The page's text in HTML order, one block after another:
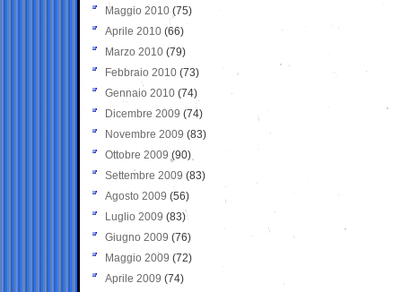
Maggio 2010 (75)
Aprile 2010 (66)
Marzo 2010 (79)
Febbraio 2010 (73)
Gennaio 2010 (74)
Dicembre 2009 (74)
Novembre 2009 (83)
Ottobre 2009 (90)
Settembre 2009 (83)
Agosto 2009 (56)
Luglio 2009 (83)
Giugno 2009 (76)
Maggio 2009 (72)
Aprile 2009 (74)